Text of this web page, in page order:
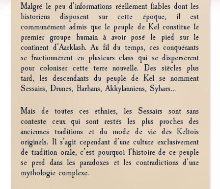
Malgré le peu d’informations réellement fiables dont les
historiens disposent sur cette époque, il est
communément admis que le peuple de Kel constitue le
premier groupe humain à avoir posé le pied sur le
continent d’Aarklash. Au fil du temps, ces conquérants
se fractionnèrent en plusieurs clans qui se dispersèrent
pour coloniser cette terre nouvelle. Des siècles plus
tard, les descendants du peuple de Kel se nomment
Sessairs, Drunes, Barhans, Akkylanniens, Syhars…
Mais de toutes ces ethnies, les Sessairs sont sans
conteste ceux qui sont restés les plus proches des
anciennes traditions et du mode de vie des Keltois
originels. Il s’agit cependant d’une culture exclusivement
de tradition orale, c’est pourquoi l’histoire de ce peuple
se perd dans les paradoxes et les contradictions d’une
mythologie complexe.